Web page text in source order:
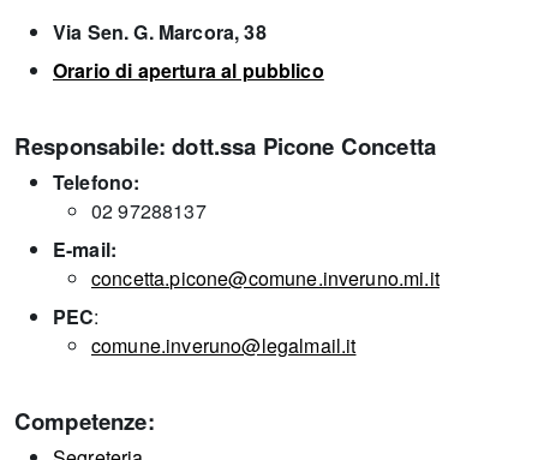
Via Sen. G. Marcora, 38
Orario di apertura al pubblico
Responsabile: dott.ssa Picone Concetta
Telefono:
02 97288137
E-mail:
concetta.picone@comune.inveruno.mi.it
PEC:
comune.inveruno@legalmail.it
Competenze: